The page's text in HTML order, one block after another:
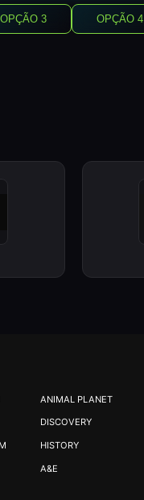
OPÇÃO 3 OPÇÃO 4
ANIMAL PLANET
DISCOVERY
HISTORY
A&E